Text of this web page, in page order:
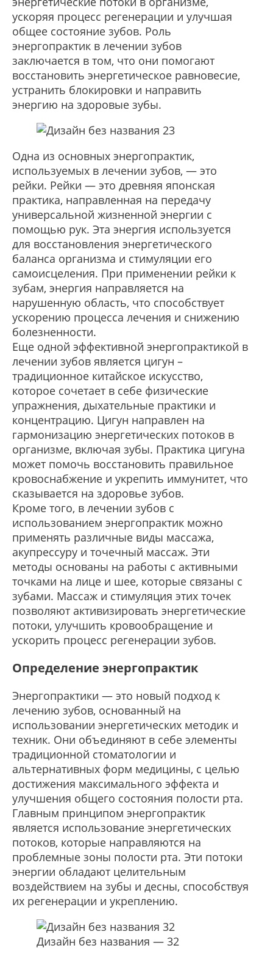
ускоряя процесс регенерации и улучшая
общее состояние зубов. Роль
энергопрактик в лечении зубов
заключается в том, что они помогают
восстановить энергетическое равновесие,
устранить блокировки и направить
энергию на здоровые зубы.
Одна из основных энергопрактик,
используемых в лечении зубов, — это
рейки. Рейки — это древняя японская
практика, направленная на передачу
универсальной жизненной энергии с
помощью рук. Эта энергия используется
для восстановления энергетического
баланса организма и стимуляции его
самоисцеления. При применении рейки к
зубам, энергия направляется на
нарушенную область, что способствует
ускорению процесса лечения и снижению
болезненности.
Еще одной эффективной энергопрактикой в
лечении зубов является цигун –
традиционное китайское искусство,
которое сочетает в себе физические
упражнения, дыхательные практики и
концентрацию. Цигун направлен на
гармонизацию энергетических потоков в
организме, включая зубы. Практика цигуна
может помочь восстановить правильное
кровоснабжение и укрепить иммунитет, что
сказывается на здоровье зубов.
Кроме того, в лечении зубов с
использованием энергопрактик можно
применять различные виды массажа,
акупрессуру и точечный массаж. Эти
методы основаны на работы с активными
точками на лице и шее, которые связаны с
зубами. Массаж и стимуляция этих точек
позволяют активизировать энергетические
потоки, улучшить кровообращение и
ускорить процесс регенерации зубов.
Определение энергопрактик
Энергопрактики — это новый подход к
лечению зубов, основанный на
использовании энергетических методик и
техник. Они объединяют в себе элементы
традиционной стоматологии и
альтернативных форм медицины, с целью
достижения максимального эффекта и
улучшения общего состояния полости рта.
Главным принципом энергопрактик
является использование энергетических
потоков, которые направляются на
проблемные зоны полости рта. Эти потоки
энергии обладают целительным
воздействием на зубы и десны, способствуя
их регенерации и укреплению.
Дизайн без названия — 32